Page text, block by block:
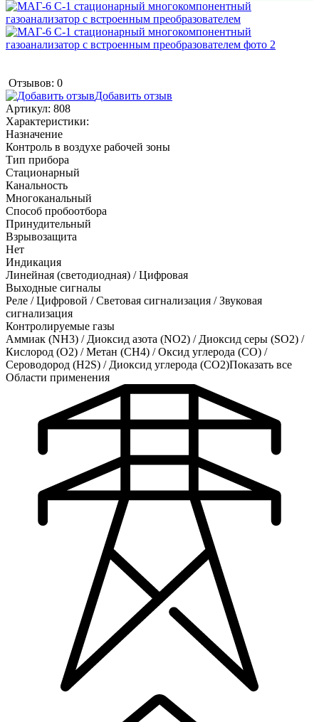
Отзывов: 0
Добавить отзыв
Артикул: 808
Характеристики:
Назначение
Контроль в воздухе рабочей зоны
Тип прибора
Стационарный
Канальность
Многоканальный
Способ пробоотбора
Принудительный
Взрывозащита
Нет
Индикация
Линейная (светодиодная) / Цифровая
Выходные сигналы
Реле / Цифровой / Световая сигнализация / Звуковая
сигнализация
Контролируемые газы
Аммиак (NH3) / Диоксид азота (NO2) / Диоксид серы (SO2) /
Кислород (O2) /Метан (CH4) /Оксид углерода (CO) /
Сероводород (H2S) / Диоксид углерода (CO2)Показать все
Области применения